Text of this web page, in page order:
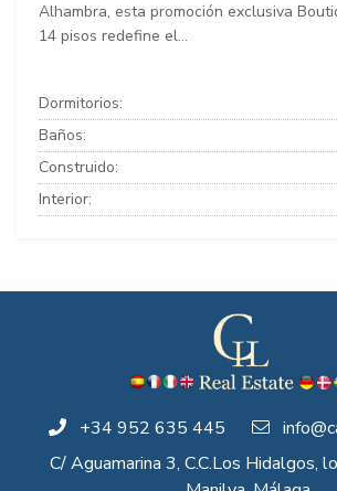
Alhambra, esta promoción exclusiva
14 pisos redefine el...
Dormitorios:
Baños:
Construido:
Interior:
+34 952 635 445
C/ Aguamarina 3, C.C.Los Hidalgos,